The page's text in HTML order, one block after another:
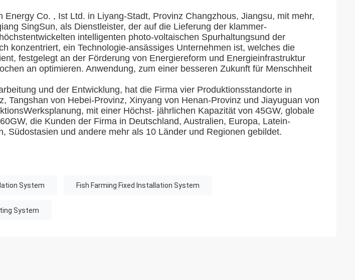
Energy Co. , Ist Ltd. in Liyang-Stadt, Provinz Changzhous, Jiangsu, mit mehr,
SingSun, als Dienstleister, der auf die Lieferung der klammer-
intelligenten photo-voltaischen Spurhaltungsund der
konzentriert, ein Technologie-ansässiges Unternehmen ist, welches die
festgelegt an der Förderung von Energiereform und Energieinfrastruktur
an optimieren. Anwendung, zum einer besseren Zukunft für Menschheit
und der Entwicklung, hat die Firma vier Produktionsstandorte in
Tangshan von Hebei-Provinz, Xinyang von Henan-Provinz und Jiayuguan von
mit einer Höchst- jährlichen Kapazität von 45GW, globale
die Kunden der Firma in Deutschland, Australien, Europa, Latein-
Südostasien und andere mehr als 10 Länder und Regionen gebildet.
System Fish Farming Fixed Installation System
System